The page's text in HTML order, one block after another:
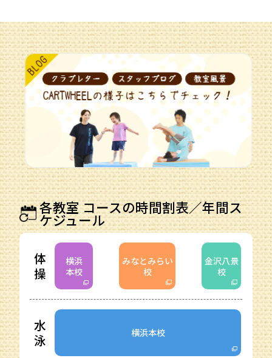
各教室 コースの時間割表／年間ス
ケジュール
体
操
横浜
本校
みなとみらい
校
金沢八景
校
水
泳
横浜本校